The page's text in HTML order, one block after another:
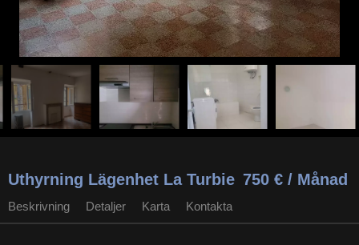
Uthyrning Lägenhet La Turbie 750 € / Månad
Beskrivning Detaljer Karta Kontakta